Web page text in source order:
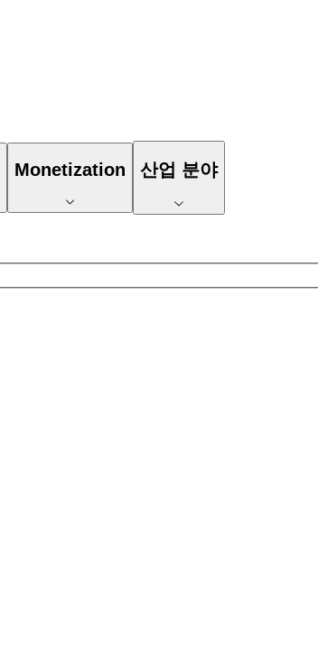
Monetization 산업 분야